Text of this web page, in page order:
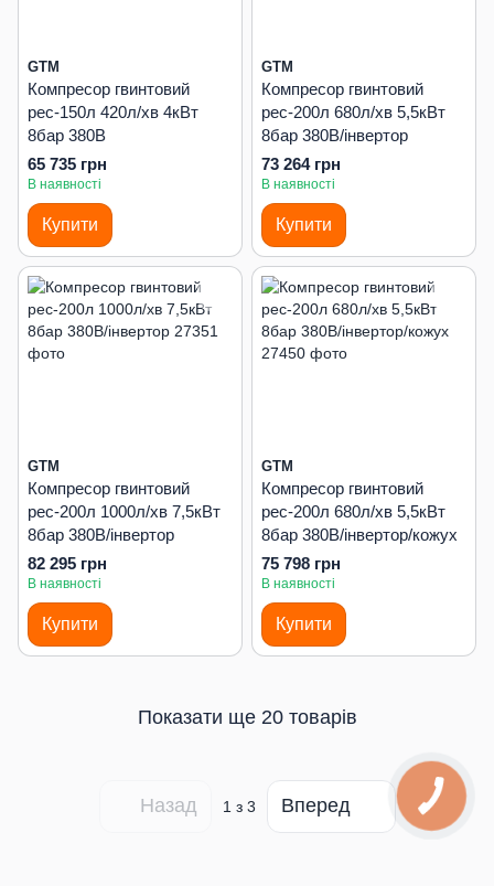
GTM
Компресор гвинтовий
рес-150л 420л/хв 4кВт
8бар 380В
65 735 грн
В наявності
Купити
GTM
Компресор гвинтовий
рес-200л 680л/хв 5,5кВт
8бар 380В/інвертор
73 264 грн
В наявності
Купити
GTM
Компресор гвинтовий
рес-200л 1000л/хв 7,5кВт
8бар 380В/інвертор
82 295 грн
В наявності
Купити
GTM
Компресор гвинтовий
рес-200л 680л/хв 5,5кВт
8бар 380В/інвертор/кожух
75 798 грн
В наявності
Купити
Показати ще 20 товарів
Назад 1 з 3 Вперед